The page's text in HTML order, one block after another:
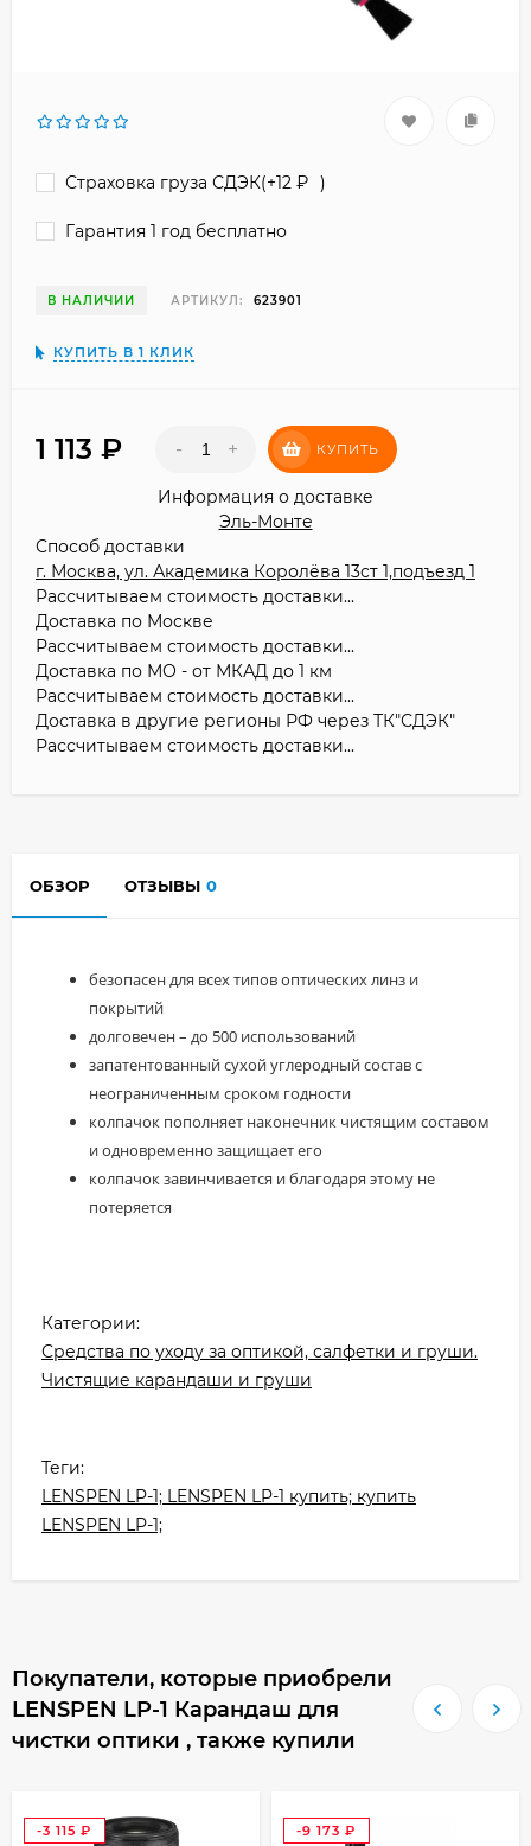
Страховка груза СДЭК(+12 )
Гарантия 1 год бесплатно
В НАЛИЧИИ АРТИКУЛ: 623901
КУПИТЬ В 1 КЛИК
1 113 - + КУПИТЬ
Информация о доставке
Эль-Монте
Способ доставки
г. Москва, ул. Академика Королёва 13ст 1,подъезд 1
Рассчитываем стоимость доставки...
Доставка по Москве
Рассчитываем стоимость доставки...
Доставка по МО - от МКАД до 1 км
Рассчитываем стоимость доставки...
Доставка в другие регионы РФ через ТК"СДЭК"
Рассчитываем стоимость доставки...
ОБЗОР ОТЗЫВЫ 0
безопасен для всех типов оптических линз и
покрытий
долговечен – до 500 использований
запатентованный сухой углеродный состав с
неограниченным сроком годности
колпачок пополняет наконечник чистящим составом
и одновременно защищает его
колпачок завинчивается и благодаря этому не
потеряется
Категории:
Средства по уходу за оптикой, салфетки и груши.
Чистящие карандаши и груши
Теги:
LENSPEN LP-1; LENSPEN LP-1 купить; купить
LENSPEN LP-1;
Покупатели, которые приобрели
LENSPEN LP-1 Карандаш для
чистки оптики , также купили
-3 115
-9 173